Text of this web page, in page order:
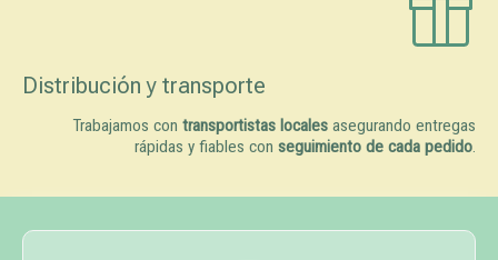
Distribución y transporte
Trabajamos con transportistas locales asegurando entregas
rápidas y fiables con seguimiento de cada pedido.